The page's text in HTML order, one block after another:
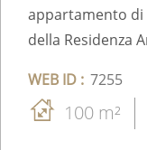
appartamento di
della Residenza
WEB ID : 7255
100 m²